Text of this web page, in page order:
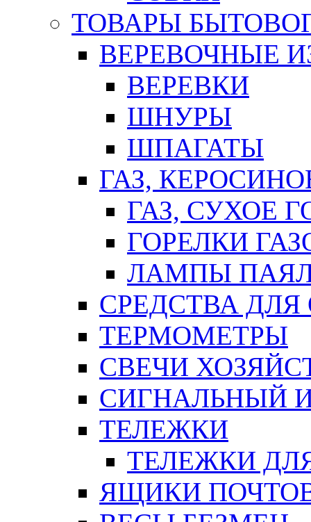
ТОВАРЫ
ВЕРЕВОЧНЫЕ
ВЕРЕВКИ
ШНУРЫ
ШПАГАТЫ
ГАЗ,
ГАЗ, СУХОЕ
ГОРЕЛКИ
ЛАМПЫ
СРЕДСТВА
ТЕРМОМЕТРЫ
СВЕЧИ
СИГНАЛЬНЫЙ
ТЕЛЕЖКИ
ТЕЛЕЖКИ
ЯЩИКИ